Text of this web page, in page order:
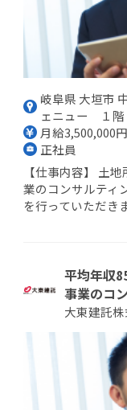
岐阜県 大垣市
ェニュー １階
月給3,500,000
正社員
【仕事内容】 土
業のコンサルティ
を行っていただき
平均年収
事業のコ
大東建託